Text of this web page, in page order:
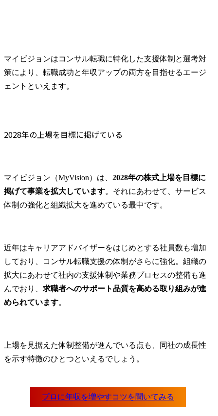
マイビジョンはコンサル転職に特化した支援体制と選考対
策により、転職成功と年収アップの両方を目指せるエージ
ェントといえます。
2028年の上場を目標に掲げている
マイビジョン（MyVision）は、 2028年の株式上場を目標に
掲げて事業を拡大しています。それにあわせて、サービス
体制の強化と組織拡大を進めている最中です。
近年はキャリアアドバイザーをはじめとする社員数も増加
しており、コンサル転職支援の体制がさらに強化。組織の
拡大にあわせて社内の支援体制や業務プロセスの整備も進
んでおり、 求職者へのサポート品質を高める取り組みが進
められています。
上場を見据えた体制整備が進んでいる点も、同社の成長性
を示す特徴のひとつといえるでしょう。